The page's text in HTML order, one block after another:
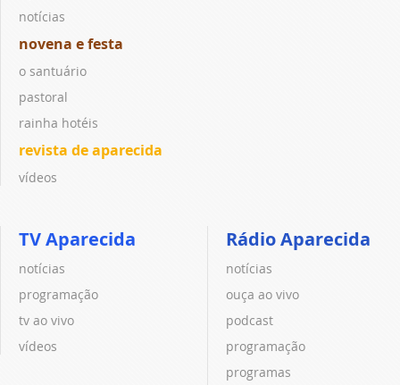
notícias
novena e festa
o santuário
pastoral
rainha hotéis
revista de aparecida
vídeos
TV Aparecida
notícias
programação
tv ao vivo
vídeos
Rádio Aparecida
notícias
ouça ao vivo
podcast
programação
programas